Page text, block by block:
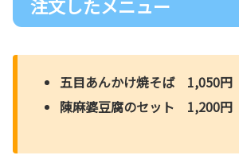
注文したメニュー
五目あんかけ焼そば 1,050円
陳麻婆豆腐のセット 1,200円